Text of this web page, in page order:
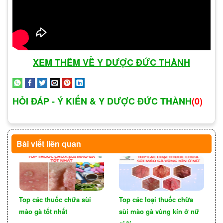
người khác có thể trải qua các biểu hiện khác
nhau. Nếu bạn nghi ngờ mình có thể mắc bệnh
sùi mào gà, quan trọng nhất là thăm bác sĩ hoặc
chuyên gia y tế để đánh giá và nhận được tư vấn
về điều trị phù hợp.
XEM THÊM VỀ Y DƯỢC ĐỨC THÀNH
HỎI ĐÁP - Ý KIẾN & Y DƯỢC ĐỨC THÀNH(0)
Bài viết liên quan
Top các thuốc chữa sùi
mào gà tốt nhất
Top các loại thuốc chữa
sùi mào gà vùng kín ở nữ